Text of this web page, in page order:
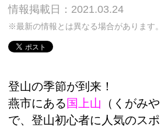
情報掲載日：2021.03.24
※最新の情報とは異なる場合があります
登山の季節が到来！
燕市にある 国上山 （くがみ
で、登山初心者に人気のスポ